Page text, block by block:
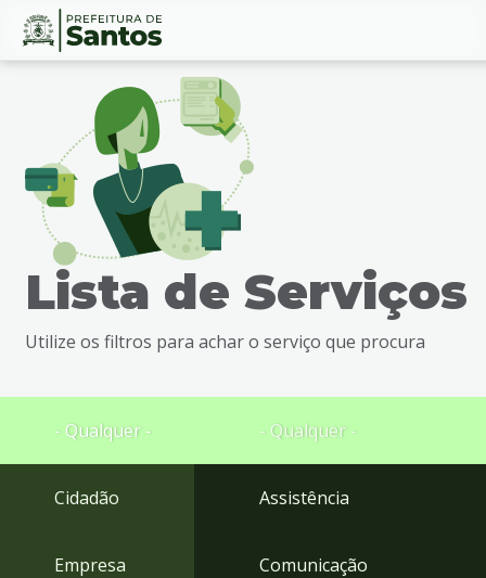
Ir
busca
Ir
rodapé
Conteúdo
Lista de Serviços
Utilize os filtros para achar o serviço que procura
- Qualquer -
Cidadão
Empresa
- Qualquer -
Assistência
Comunicação